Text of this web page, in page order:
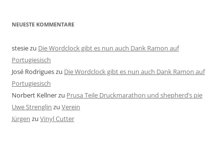
NEUESTE KOMMENTARE
stesiezu Die Wordclock gibt es nun auch Dank Ramon auf
Portugiesisch
José Rodrigueszu Die Wordclock gibt es nun auch Dank Ramon auf
Portugiesisch
Norbert Kellnerzu Prusa Teile Druckmarathon und shepherd’s pie
Uwe Strenglin zu Verein
Jürgen zu Vinyl Cutter